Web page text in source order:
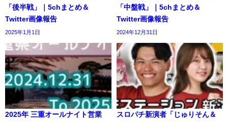
「後半戦」｜5chまとめ＆
Twitter画像報告
2025年1月1日
「中盤戦」｜5chまとめ＆
Twitter画像報告
2024年12月31日
2025年 三重オールナイト営業
スロパチ新演者「じゅりそん＆